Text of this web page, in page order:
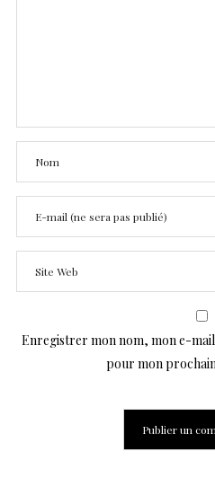
Enregistrer mon nom, mon e-
pour mon